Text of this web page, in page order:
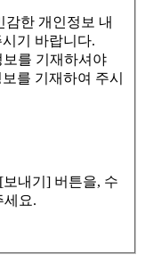
한 개인정보 내
기 바랍니다.
를 기재하셔야
를 기재하여 주시
내기] 버튼을, 수
세요.